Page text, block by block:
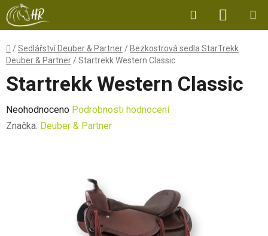
Přejít
na
obsah
Hledat
KOŠÍK
Domů
/Sedlářství Deuber & Partner / Bezkostrová sedla StarTrekk
Deuber & Partner /Startrekk Western Classic
Startrekk Western Classic
Průměrné
hodnocení
Neohodnoceno Podrobnosti hodnocení
Značka: Deuber & Partner